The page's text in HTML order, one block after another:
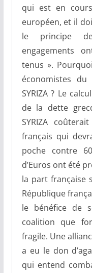
qui est en
européen, et il
le principe
engagements
tenus ».
économistes
SYRIZA ? Le
de la dette
SYRIZA
français qui
poche contre
d’Euros ont été
la part française
République
le bénéfice de
coalition que
fragile. Une
a eu le don
qui entend